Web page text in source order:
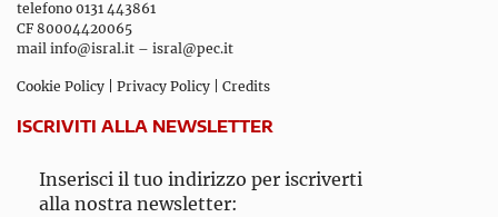
telefono 0131 443861
CF 80004420065
mail info@isral.it – isral@pec.it
Cookie Policy Privacy Policy Credits
ISCRIVITI ALLA NEWSLETTER
Inserisci il tuo indirizzo per iscriverti
alla nostra newsletter: